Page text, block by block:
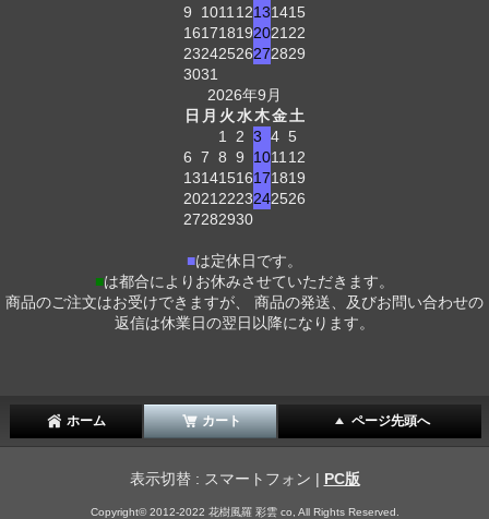
9
1011 12131415
161718192021 22
23242526272829
3031
2026年9月
日 月 火水木金土
1
2 3 4 5
6 7 8 9 1011 12
13141516171819
2021 2223242526
27282930
■は定休日です。
■は都合によりお休みさせていただきます。
商品のご注文はお受けできますが、 商品の発送、及びお問い合わせの
返信は休業日の翌日以降になります。
ホーム カート ページ先頭へ
表示切替 : スマートフォン | PC版
Copyright© 2012-2022 花樹風羅 彩雲 co, All Rights Reserved.